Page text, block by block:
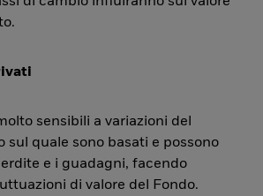
sensibili a variazioni del
sul quale sono basati e possono
e i guadagni, facendo
di valore del Fondo.